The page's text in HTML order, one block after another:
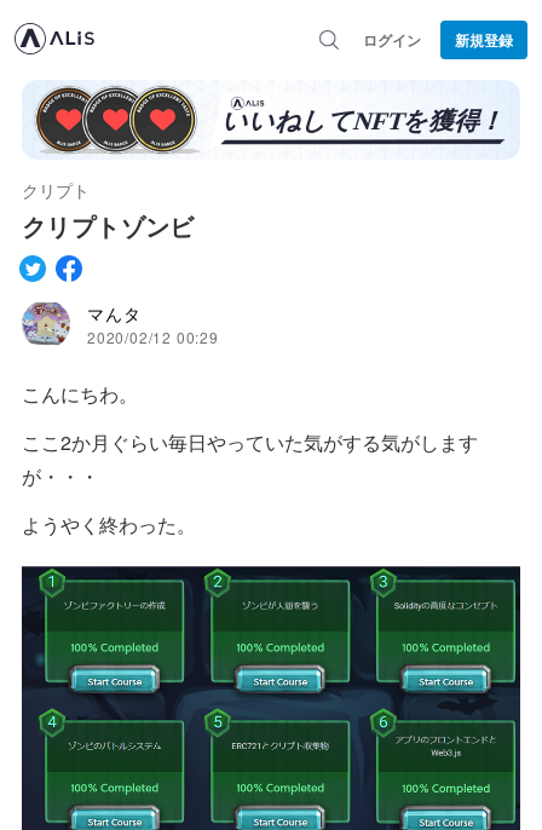
ログイン 新規登録
クリプト
クリプトゾンビ
マんタ
2020/02/12 00:29
こんにちわ。
ここ2か月ぐらい毎日やっていた気がする気がします
が・・・
ようやく終わった。